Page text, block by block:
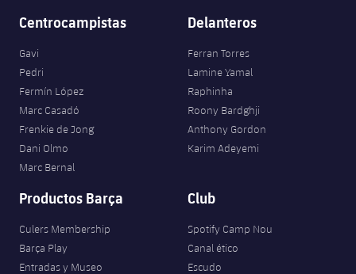
Centrocampistas
Gavi
Pedri
Fermín López
Marc Casadó
Frenkie de Jong
Dani Olmo
Marc Bernal
Delanteros
Ferran Torres
Lamine Yamal
Raphinha
Roony Bardghji
Anthony Gordon
Karim Adeyemi
Productos Barça
Culers Membership
Barça Play
Entradas y Museo
Club
Spotify Camp Nou
Canal ético
Escudo